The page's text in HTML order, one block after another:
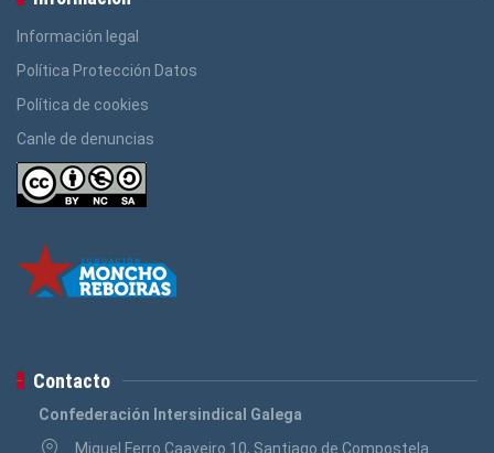
Información legal
Política Protección Datos
Política de cookies
Canle de denuncias
Contacto
Confederación Intersindical Galega
Miguel Ferro Caaveiro 10, Santiago de Compostela